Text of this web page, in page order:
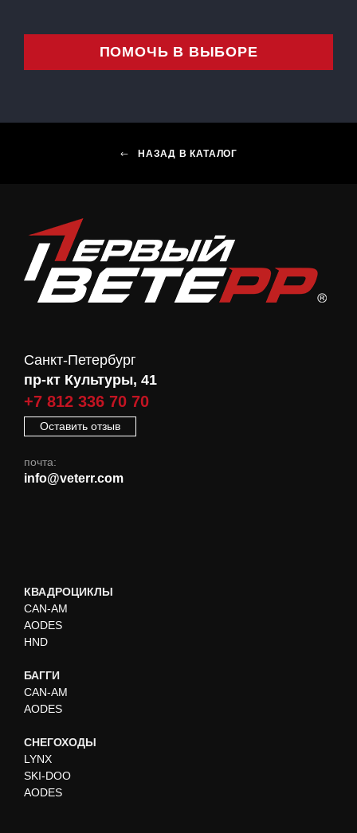
ПОМОЧЬ В ВЫБОРЕ
НАЗАД В КАТАЛОГ
Санкт-Петербург
пр-кт Культуры, 41
+7 812 336 70 70
Оставить отзыв
почта:
info@veterr.com
КВАДРОЦИКЛЫ
CAN-AM
AODES
HND
БАГГИ
CAN-AM
AODES
СНЕГОХОДЫ
LYNX
SKI-DOO
AODES